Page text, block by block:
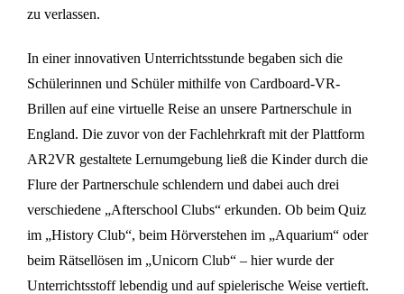
zu verlassen.
In einer innovativen Unterrichtsstunde begaben sich die
Schülerinnen und Schüler mithilfe von Cardboard-VR-
Brillen auf eine virtuelle Reise an unsere Partnerschule in
England. Die zuvor von der Fachlehrkraft mit der Plattform
AR2VR gestaltete Lernumgebung ließ die Kinder durch die
Flure der Partnerschule schlendern und dabei auch drei
verschiedene „Afterschool Clubs“ erkunden. Ob beim Quiz
im „History Club“, beim Hörverstehen im „Aquarium“ oder
beim Rätsellösen im „Unicorn Club“ – hier wurde der
Unterrichtsstoff lebendig und auf spielerische Weise vertieft.